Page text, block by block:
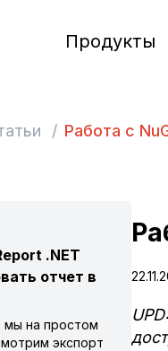
Продукты
/ Работа с
.NET
отчет в
мы на простом
экспорт